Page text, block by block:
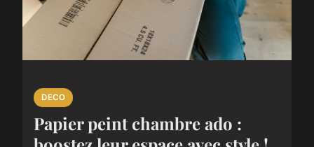
DECO
Papier peint chambre ado :